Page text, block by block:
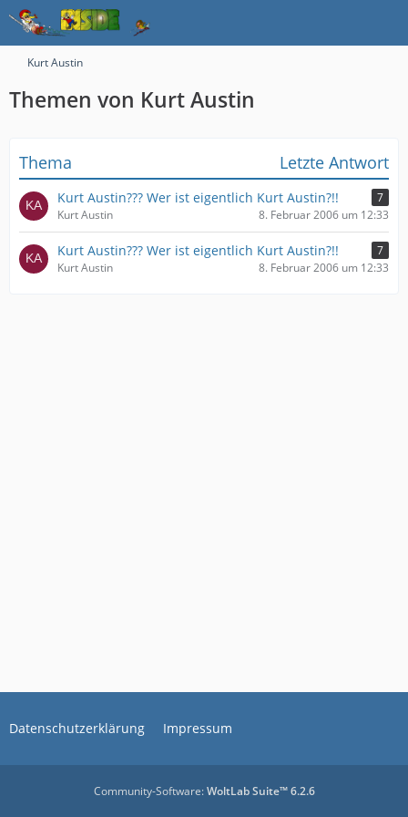
Kurt Austin
Themen von Kurt Austin
Thema Letzte Antwort
Kurt Austin??? Wer ist eigentlich Kurt Austin?!!
7
Kurt Austin
8. Februar 2006 um 12:33
Kurt Austin??? Wer ist eigentlich Kurt Austin?!!
7
Kurt Austin
8. Februar 2006 um 12:33
Datenschutzerklärung Impressum
Community-Software:WoltLab Suite™ 6.2.6